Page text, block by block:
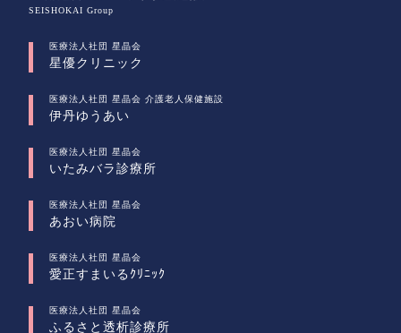
SEISHOKAI Group
医療法人社団 星晶会
星優クリニック
医療法人社団 星晶会 介護老人保健施設
伊丹ゆうあい
医療法人社団 星晶会
いたみバラ診療所
医療法人社団 星晶会
あおい病院
医療法人社団 星晶会
愛正すまいるｸﾘﾆｯｸ
医療法人社団 星晶会
ふるさと透析診療所